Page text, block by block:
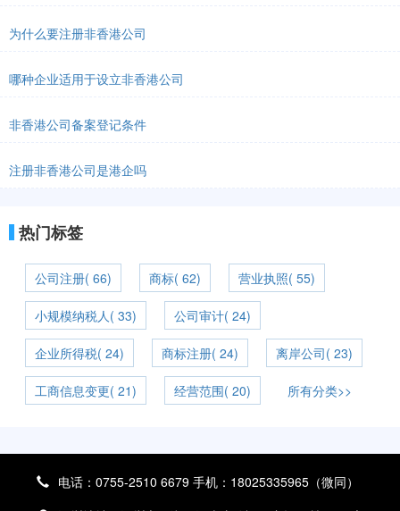
为什么要注册非香港公司
哪种企业适用于设立非香港公司
非香港公司备案登记条件
注册非香港公司是港企吗
热门标签
公司注册( 66) 商标( 62) 营业执照( 55)
小规模纳税人( 33) 公司审计( 24)
企业所得税( 24) 商标注册( 24) 离岸公司( 23)
工商信息变更( 21) 经营范围( 20) 所有分类>>
电话：0755-2510 6679 手机：18025335965（微同）